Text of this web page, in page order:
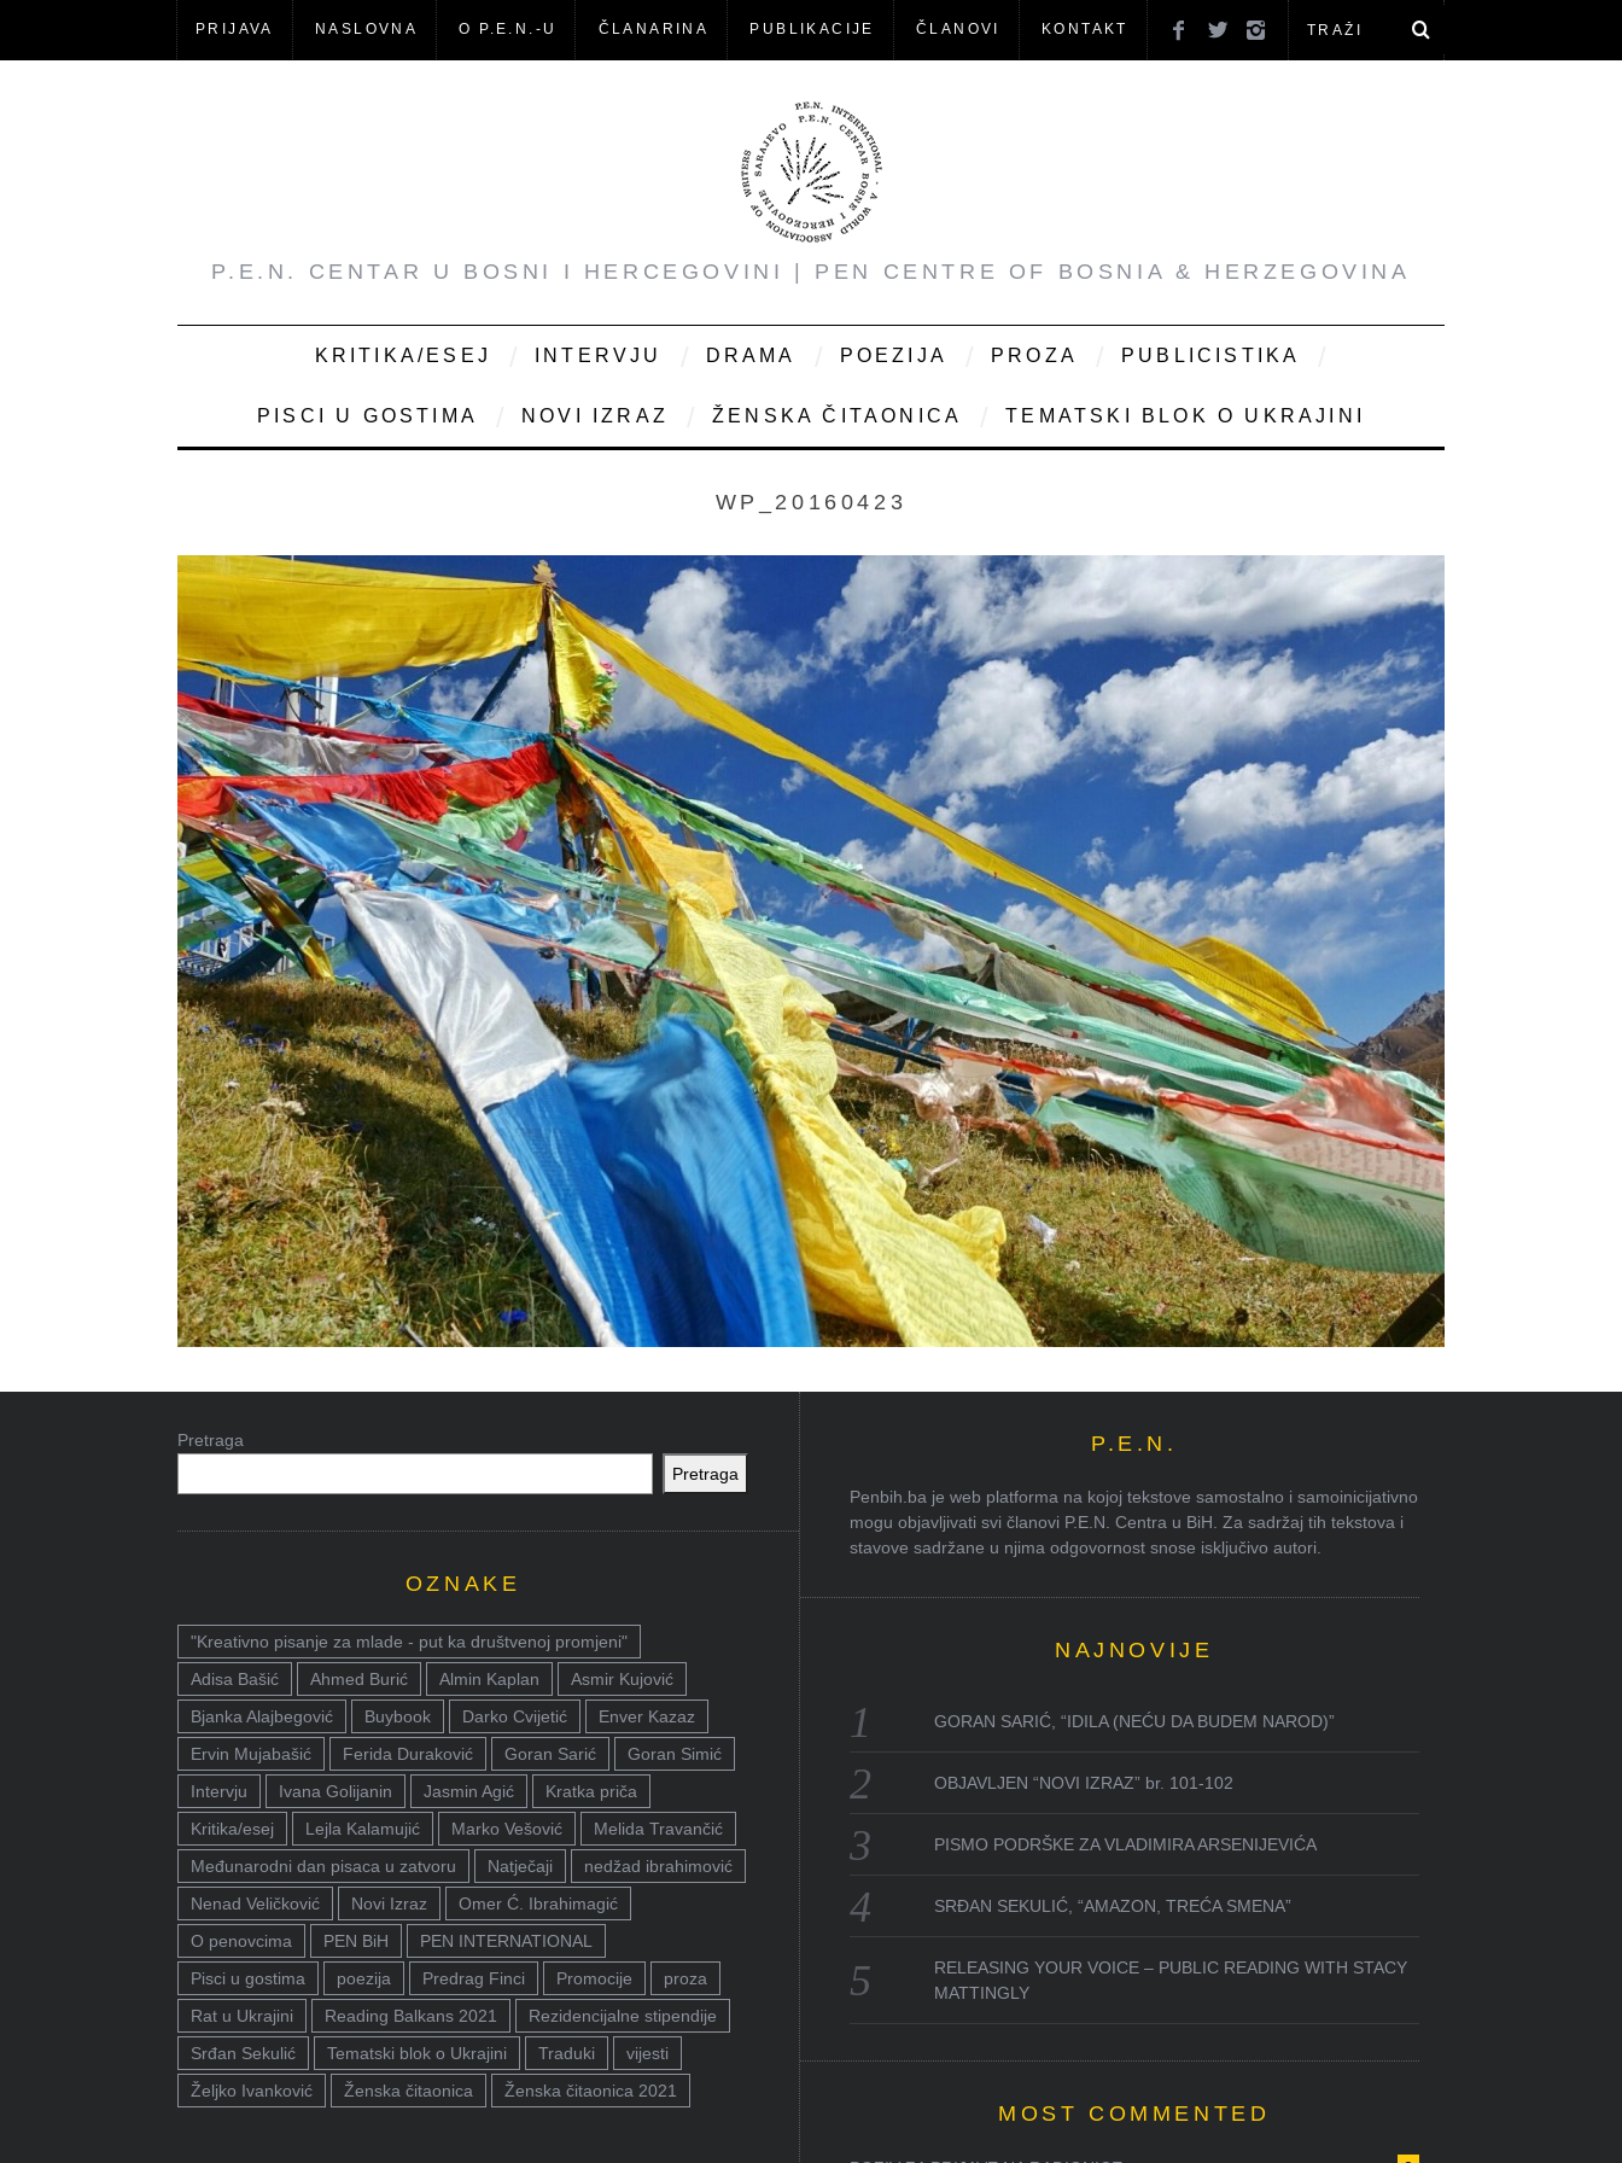
PRIJAVA NASLOVNA O P.E.N.-U ČLANARINA PUBLIKACIJE ČLANOVI KONTAKT
P.E.N. CENTAR U BOSNI I HERCEGOVINI | PEN CENTRE OF BOSNIA & HERZEGOVINA
KRITIKA/ESEJ INTERVJU DRAMA POEZIJA PROZA PUBLICISTIKA
PISCI U GOSTIMA NOVI IZRAZ ŽENSKA ČITAONICA TEMATSKI BLOK O UKRAJINI
WP_20160423
Pretraga
Pretraga
OZNAKE
"Kreativno pisanje za mlade - put ka društvenoj promjeni"
Adisa Bašić
Ahmed Burić Almin Kaplan
Asmir Kujović
Bjanka Alajbegović
Buybook Darko Cvijetić
Enver Kazaz
Ervin Mujabašić
Ferida Duraković Goran Sarić
Goran Simić
Intervju
Ivana Golijanin Jasmin Agić
Kratka priča
Kritika/esej
Lejla Kalamujić Marko Vešović
Melida Travančić
Međunarodni dan pisaca u zatvoru
Natječaji
nedžad ibrahimović
Nenad Veličković
Novi Izraz
Omer Ć. Ibrahimagić
O penovcima
PEN BiH
PEN INTERNATIONAL
Pisci u gostima
poezija Predrag Finci Promocije
proza
Rat u Ukrajini
Reading Balkans 2021
Rezidencijalne stipendije
Srđan Sekulić
Tematski blok o Ukrajini Traduki
vijesti
Željko Ivanković
Ženska čitaonica Ženska čitaonica 2021
P.E.N.
Penbih.ba je web platforma na kojoj tekstove samostalno i samoinicijativno
mogu objavljivati svi članovi P.E.N. Centra u BiH. Za sadržaj tih tekstova i
stavove sadržane u njima odgovornost snose isključivo autori.
NAJNOVIJE
GORAN SARIĆ, “IDILA (NEĆU DA BUDEM NAROD)”
OBJAVLJEN “NOVI IZRAZ” br. 101-102
PISMO PODRŠKE ZA VLADIMIRA ARSENIJEVIĆA
SRĐAN SEKULIĆ, “AMAZON, TREĆA SMENA”
RELEASING YOUR VOICE – PUBLIC READING WITH STACY
MATTINGLY
MOST COMMENTED